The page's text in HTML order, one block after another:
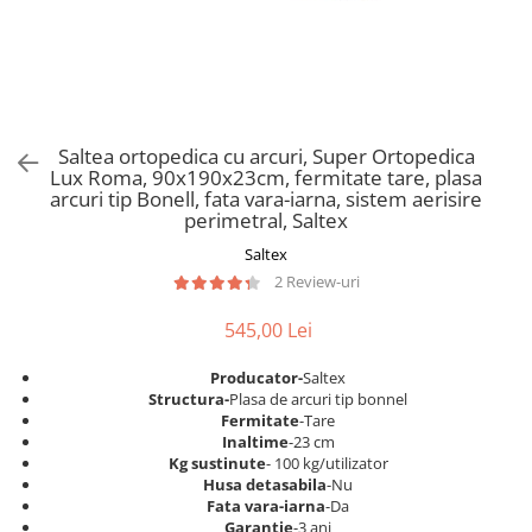
Saltele Memory Pocket
Saltele cu plasa arcuri
Saltele cu spuma poliuretanica
Saltele 140x200
Saltele 160x200
Saltele 180x200
Top saltele
Scaune pentru living
Seturi comode living si vitrine
Etajere Birou
Dulap birou
Birouri
Scaune pentru birou
Scaune pentru vizitatori
Scaune birou copii
Scaune resigilate
Scaune terasa si outdoor
Saltea ortopedica cu arcuri, Super Ortopedica
Lux Roma, 90x190x23cm, fermitate tare, plasa
arcuri tip Bonell, fata vara-iarna, sistem aerisire
perimetral, Saltex
Saltex
2 Review-uri
545,00 Lei
Producator-Saltex
Structura-Plasa de arcuri tip bonnel
Fermitate-Tare
Inaltime-23 cm
Kg sustinute- 100 kg/utilizator
Husa detasabila-Nu
Fata vara-iarna-Da
Garantie-3 ani